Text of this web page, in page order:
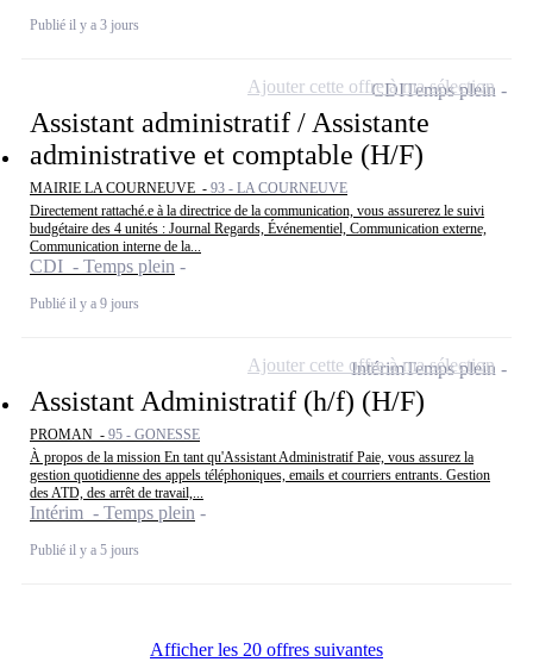
Publié il y a 3 jours
Assistant administratif / Assistante
administrative et comptable (H/F)
MAIRIE LA COURNEUVE - 93 - LA COURNEUVE
Directement rattaché.e à la directrice de la communication, vous assurerez le suivi
budgétaire des 4 unités : Journal Regards, Événementiel, Communication externe,
Communication interne de la...
CDI - Temps plein
Publié il y a 9 jours
CDITemps plein
Ajouter cette offre à ma sélection
Assistant Administratif (h/f) (H/F)
PROMAN - 95 - GONESSE
À propos de la mission En tant qu'Assistant Administratif Paie, vous assurez la
gestion quotidienne des appels téléphoniques, emails et courriers entrants. Gestion
des ATD, des arrêt de travail,...
Intérim - Temps plein
Publié il y a 5 jours
IntérimTemps plein
Ajouter cette offre à ma sélection
Afficher les 20 offres suivantes